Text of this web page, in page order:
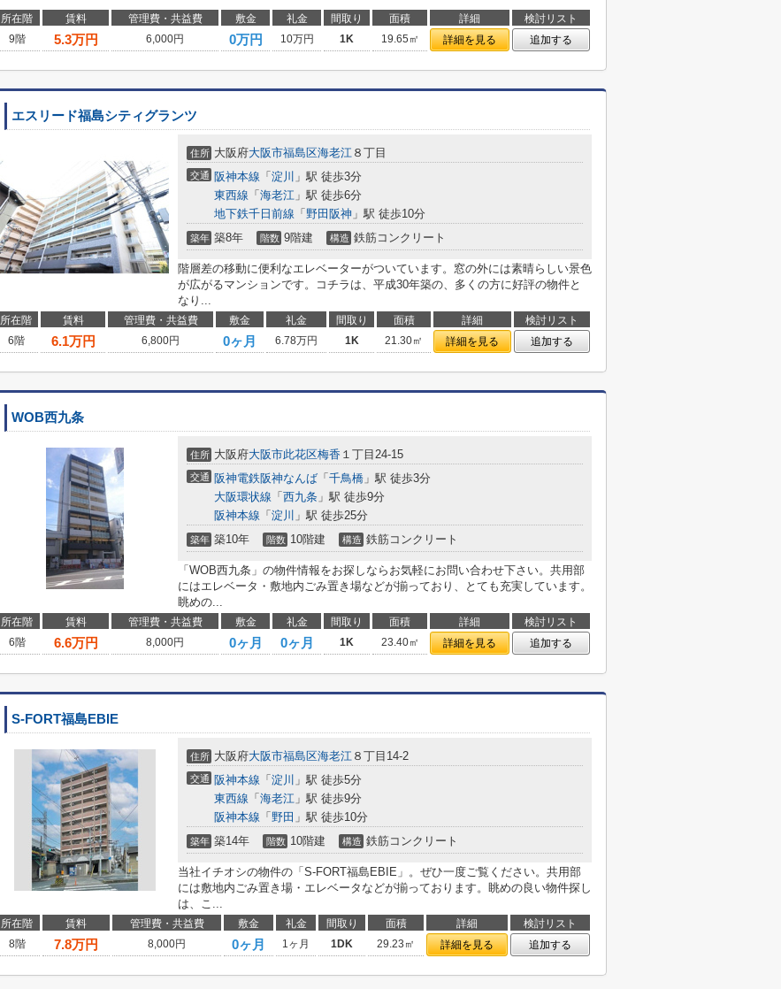
所在階 賃料 管理費・共益費 敷金 礼金 間取り 面積 詳細
検討リスト
9階
5.3万円 6,000円 0万円 10万円 1K 19.65㎡ 詳細を見る 追加する
エスリード福島シティグランツ
住所 大阪府大阪市福島区海老江 ８丁目
交通 阪神本線 「 淀川 」駅 徒歩3分
東西線 「 海老江 」駅 徒歩6分
地下鉄千日前線 「 野田阪神 」駅 徒歩10分
築年 築8年 階数 9階建 構造 鉄筋コンクリート
階層差の移動に便利なエレベーターがついています。窓の外には素晴らしい景色
が広がるマンションです。コチラは、平成30年築の、多くの方に好評の物件と
なり...
所在階 賃料 管理費・共益費 敷金 礼金 間取り 面積 詳細
検討リスト
6階
6.1万円 6,800円 0ヶ月 6.78万円 1K 21.30㎡ 詳細を見る 追加する
WOB西九条
住所 大阪府大阪市此花区梅香 １丁目24-15
交通 阪神電鉄阪神なんば 「 千鳥橋 」駅 徒歩3分
大阪環状線 「 西九条 」駅 徒歩9分
阪神本線 「 淀川 」駅 徒歩25分
築年 築10年 階数 10階建 構造 鉄筋コンクリート
「WOB西九条」の物件情報をお探しならお気軽にお問い合わせ下さい。共用部
にはエレベータ・敷地内ごみ置き場などが揃っており、とても充実しています。
眺めの...
所在階 賃料 管理費・共益費 敷金 礼金 間取り 面積 詳細
検討リスト
6階
6.6万円 8,000円 0ヶ月 0ヶ月 1K 23.40㎡ 詳細を見る 追加する
S-FORT福島EBIE
住所 大阪府大阪市福島区海老江 ８丁目14-2
交通 阪神本線 「 淀川 」駅 徒歩5分
東西線 「 海老江 」駅 徒歩9分
阪神本線 「 野田 」駅 徒歩10分
築年 築14年 階数 10階建 構造 鉄筋コンクリート
当社イチオシの物件の「S-FORT福島EBIE」。ぜひ一度ご覧ください。共用部
には敷地内ごみ置き場・エレベータなどが揃っております。眺めの良い物件探し
は、こ...
所在階 賃料 管理費・共益費 敷金 礼金 間取り 面積 詳細
検討リスト
8階
7.8万円 8,000円 0ヶ月 1ヶ月 1DK 29.23㎡ 詳細を見る 追加する